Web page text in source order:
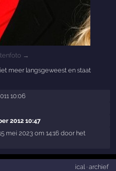
→
meer langsgeweest en staat
10:06
2012 10:47
mei 2023 om 14:16 door het
ical · archief